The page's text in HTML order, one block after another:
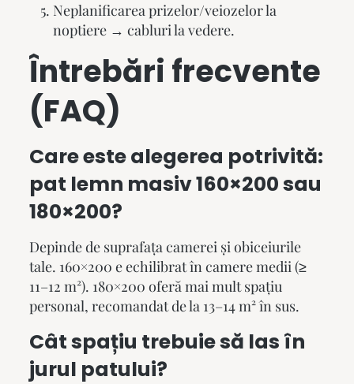
Neplanificarea prizelor/veiozelor la
noptiere → cabluri la vedere.
Întrebări frecvente
(FAQ)
Care este alegerea potrivită:
pat lemn masiv 160×200 sau
180×200?
Depinde de suprafața camerei și obiceiurile
tale. 160×200 e echilibrat în camere medii (≥
11–12 m²). 180×200 oferă mai mult spațiu
personal, recomandat de la 13–14 m² în sus.
Cât spațiu trebuie să las în
jurul patului?